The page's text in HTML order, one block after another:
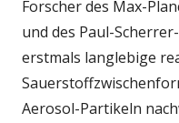
Forscher des Max-
und des Paul-
erstmals langlebige
Aerosol-Partikeln